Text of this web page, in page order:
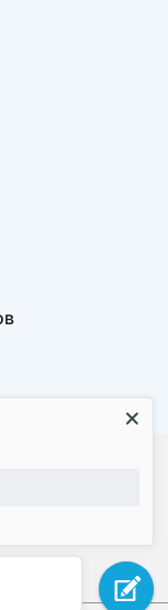
с.